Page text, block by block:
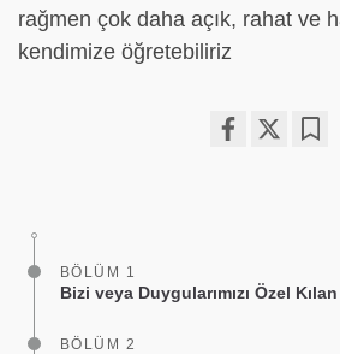
rağmen çok daha açık, rahat ve
kendimize öğretebiliriz
BÖLÜM 1
Bizi veya Duygularımızı Özel
BÖLÜM 2